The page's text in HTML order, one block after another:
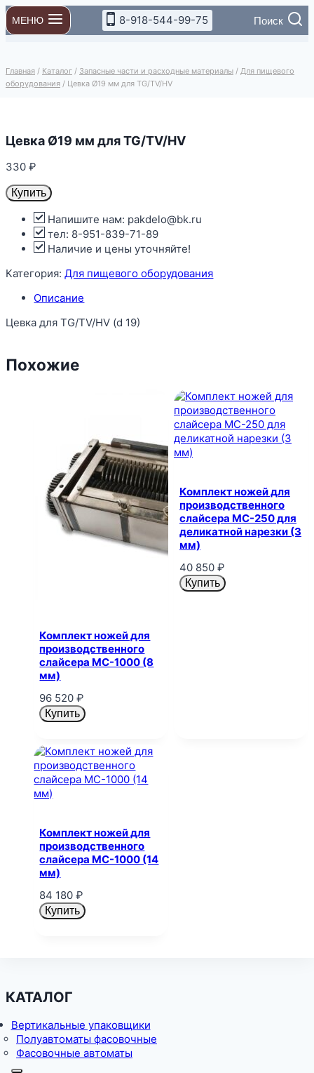
Перейти
к
содержимому
МЕНЮ 8-918-544-99-75 Поиск
Главная / Каталог / Запасные части и расходные материалы / Для пищевого
оборудования / Цевка Ø19 мм для TG/TV/HV
Цевка Ø19 мм для TG/TV/HV
330₽
Купить
Напишите нам: pakdelo@bk.ru
тел: 8-951-839-71-89
Наличие и цены уточняйте!
Категория:Для пищевого оборудования
Описание
Цевка для TG/TV/HV (d 19)
Похожие
Комплект ножей для
производственного
слайсера MC-1000 (8
мм)
96 520₽
Купить
Комплект ножей для
производственного
слайсера MC-250 для
деликатной нарезки (3
мм)
40 850 ₽
Купить
Комплект ножей для
производственного
слайсера MC-1000 (14
мм)
84 180₽
Купить
КАТАЛОГ
Вертикальные упаковщики
Полуавтоматы фасовочные
Фасовочные автоматы